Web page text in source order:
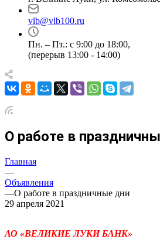
vlb@vlb100.ru
Пн. – Пт.: с 9:00 до 18:00,
(перерыв 13:00 - 14:00)
О работе в
Главная
—
Объявления
—О работе в праздничные дни
29 апреля 2021
АО «ВЕЛИКИЕ ЛУКИ БАНК»